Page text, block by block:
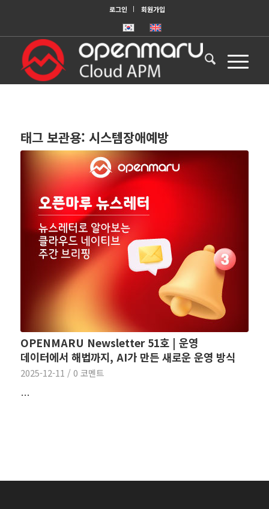
로그인 회원가입
태그 보관용: 시스템장애예방
OPENMARU Newsletter 51호 | 운영
데이터에서 해법까지, AI가 만든 새로운 운영 방식
2025-12-11 / 0 코멘트
…